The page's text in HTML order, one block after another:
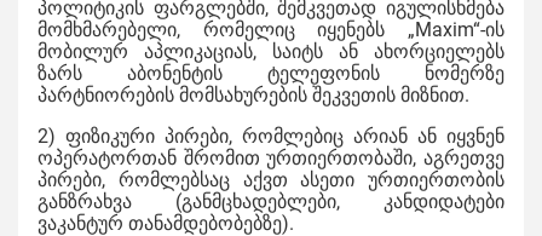
პოლიტიკის ფარგლებში, შემკვეთად იგულისხმება
მომხმარებელი, რომელიც იყენებს „Maxim“-ის
მობილურ აპლიკაციას, საიტს ან ახორციელებს
ზარს აბონენტის ტელეფონის ნომერზე
პარტნიორების მომსახურების შეკვეთის მიზნით.
2) ფიზიკური პირები, რომლებიც არიან ან იყვნენ
ოპერატორთან შრომით ურთიერთობაში, აგრეთვე
პირები, რომლებსაც აქვთ ასეთი ურთიერთობის
განზრახვა (განმცხადებლები, კანდიდატები
ვაკანტურ თანამდებობებზე).